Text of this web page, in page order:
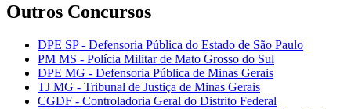
Outros Concursos
DPE SP - Defensoria Pública do Estado de São Paulo
PM MS - Polícia Militar de Mato Grosso do Sul
DPE MG - Defensoria Pública de Minas Gerais
TJ MG - Tribunal de Justiça de Minas Gerais
CGDF - Controladoria Geral do Distrito Federal